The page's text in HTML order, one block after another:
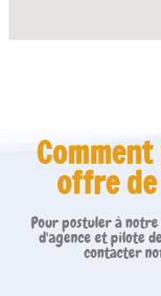
offre
Pour postuler à
d'agence et pilote
contacter